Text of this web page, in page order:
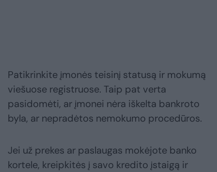
Patikrinkite įmonės teisinį statusą ir mokumą
viešuose registruose. Taip pat verta
pasidomėti, ar įmonei nėra iškelta bankroto
byla, ar nepradėtos nemokumo procedūros.
Jei už prekes ar paslaugas mokėjote banko
kortele, kreipkitės į savo kredito įstaigą ir